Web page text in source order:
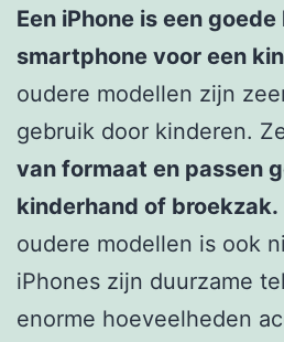
Een iPhone is een
smartphone voor een
oudere modellen zijn
gebruik door kinderen.
van formaat en passen
kinderhand of broekzak.
oudere modellen is ook
iPhones zijn duurzame
enorme hoeveelheden